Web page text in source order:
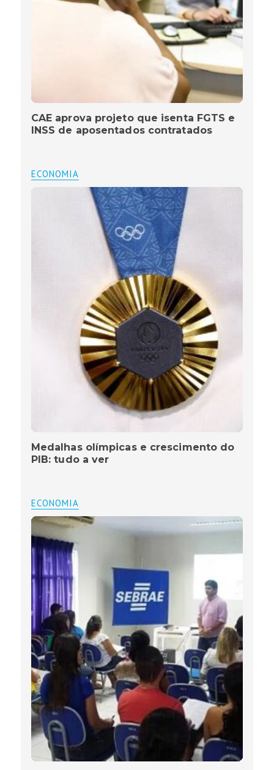
CAE aprova projeto que isenta FGTS e
INSS de aposentados contratados
ECONOMIA
Medalhas olímpicas e crescimento do
PIB: tudo a ver
ECONOMIA